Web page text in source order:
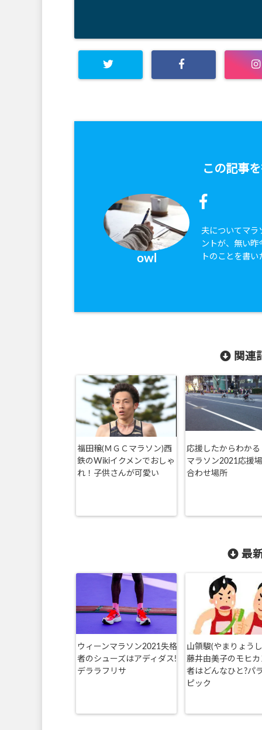
この記事
owl
夫についてマラ
ントが、無い昨
トのことを書
関連
福田穣(ＭＧＣマラソン)西
鉄のWikiイクメンでおしゃ
れ！子供さんが可愛い
応援したからわかる
マラソン2021応援
合わせ場所
最
ウィーンマラソン2021失格
者のシューズはアディダス!
デララフリサ
山領駿(やまりょう
藤井由美子のモヒ
者はどんなひと?パ
ピック